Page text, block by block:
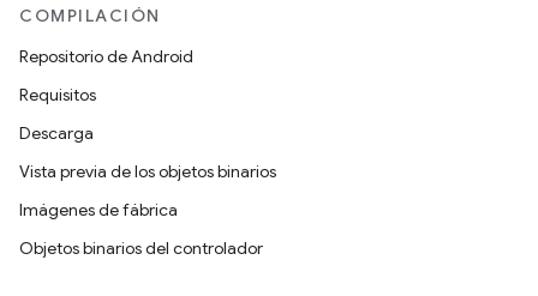
COMPILACIÓN
Repositorio de Android
Requisitos
Descarga
Vista previa de los objetos binarios
Imágenes de fábrica
Objetos binarios del controlador